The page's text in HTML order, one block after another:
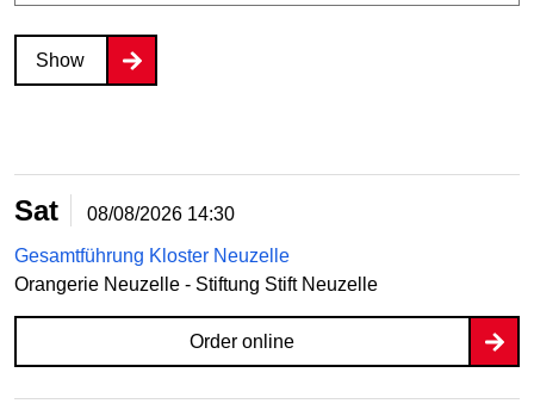
Show
Sat 08/08/2026 14:30
Gesamtführung Kloster Neuzelle
Orangerie Neuzelle - Stiftung Stift Neuzelle
Order online